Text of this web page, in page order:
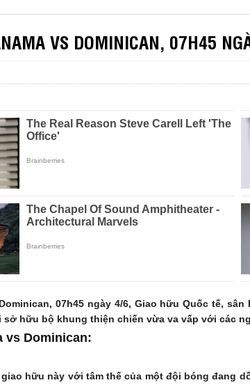
VS DOMINICAN, 07H45
07h45 ngày 4/6, Giao hữu Quốc tế,
sở hữu bộ khung thiện chiến vừa va vấp với các
vs Dominican:
hữu này với tâm thế của một đội bóng đang